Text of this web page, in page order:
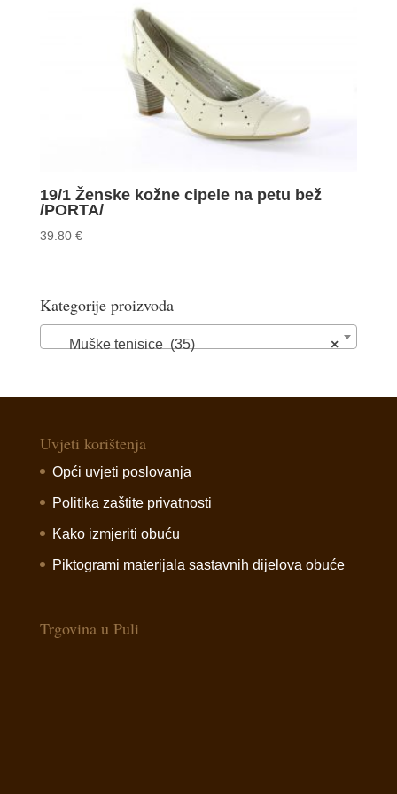
19/1 Ženske kožne cipele na petu bež
/PORTA/
39.80 €
Kategorije proizvoda
×
Muške tenisice (35)
Uvjeti korištenja
Opći uvjeti poslovanja
Politika zaštite privatnosti
Kako izmjeriti obuću
Piktogrami materijala sastavnih dijelova obuće
Trgovina u Puli